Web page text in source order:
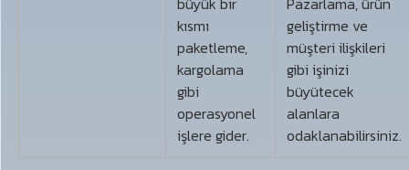
kısmı
paketleme,
kargolama
gibi
operasyonel
işlere gider.
geliştirme ve
müşteri ilişkileri
gibi işinizi
büyütecek
alanlara
odaklanabilirsiniz.